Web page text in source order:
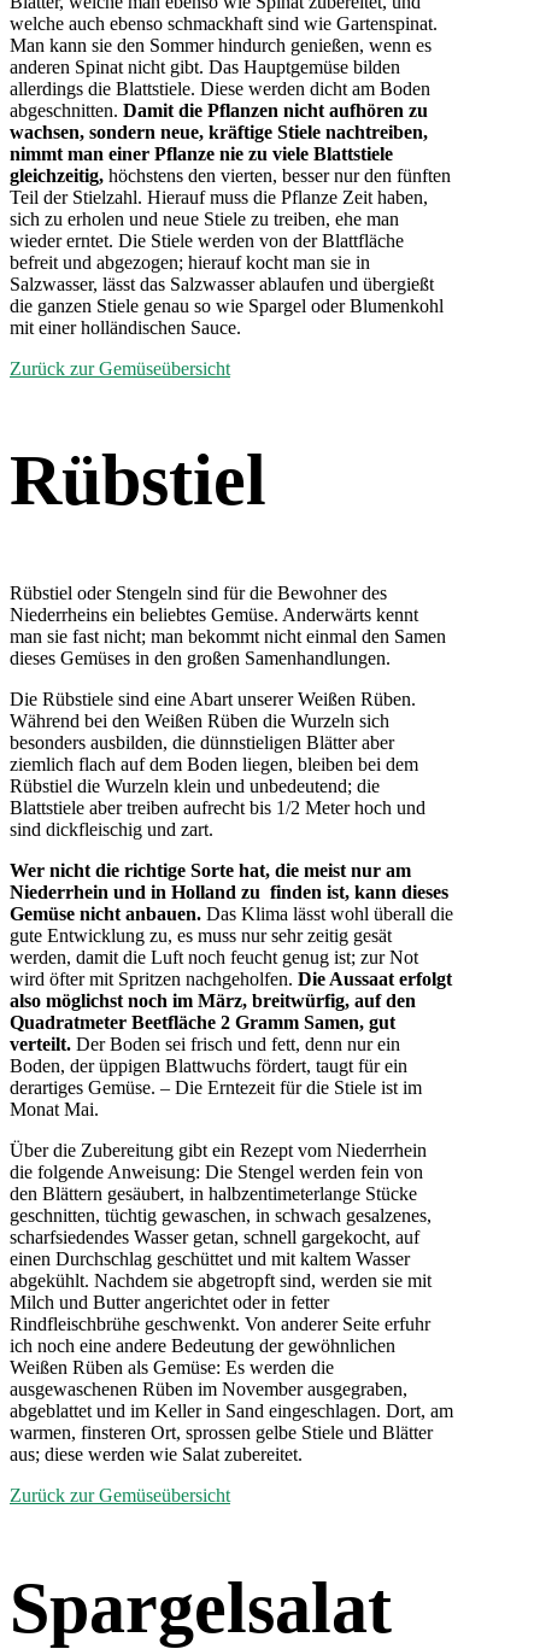
welche auch ebenso schmackhaft sind wie Gartenspinat.
Man kann sie den Sommer hindurch genießen, wenn es
anderen Spinat nicht gibt. Das Hauptgemüse bilden
allerdings die Blattstiele. Diese werden dicht am Boden
abgeschnitten. Damit die Pflanzen nicht aufhören zu
wachsen, sondern neue, kräftige Stiele nachtreiben,
nimmt man einer Pflanze nie zu viele Blattstiele
gleichzeitig, höchstens den vierten, besser nur den fünften
Teil der Stielzahl. Hierauf muss die Pflanze Zeit haben,
sich zu erholen und neue Stiele zu treiben, ehe man
wieder erntet. Die Stiele werden von der Blattfläche
befreit und abgezogen; hierauf kocht man sie in
Salzwasser, lässt das Salzwasser ablaufen und übergießt
die ganzen Stiele genau so wie Spargel oder Blumenkohl
mit einer holländischen Sauce.
Zurück zur Gemüseübersicht
Rübstiel
Rübstiel oder Stengeln sind für die Bewohner des
Niederrheins ein beliebtes Gemüse. Anderwärts kennt
man sie fast nicht; man bekommt nicht einmal den Samen
dieses Gemüses in den großen Samenhandlungen.
Die Rübstiele sind eine Abart unserer Weißen Rüben.
Während bei den Weißen Rüben die Wurzeln sich
besonders ausbilden, die dünnstieligen Blätter aber
ziemlich flach auf dem Boden liegen, bleiben bei dem
Rübstiel die Wurzeln klein und unbedeutend; die
Blattstiele aber treiben aufrecht bis 1/2 Meter hoch und
sind dickfleischig und zart.
Wer nicht die richtige Sorte hat, die meist nur am
Niederrhein und in Holland zu finden ist, kann dieses
Gemüse nicht anbauen. Das Klima lässt wohl überall die
gute Entwicklung zu, es muss nur sehr zeitig gesät
werden, damit die Luft noch feucht genug ist; zur Not
wird öfter mit Spritzen nachgeholfen. Die Aussaat erfolgt
also möglichst noch im März, breitwürfig, auf den
Quadratmeter Beetfläche 2 Gramm Samen, gut
verteilt. Der Boden sei frisch und fett, denn nur ein
Boden, der üppigen Blattwuchs fördert, taugt für ein
derartiges Gemüse. – Die Erntezeit für die Stiele ist im
Monat Mai.
Über die Zubereitung gibt ein Rezept vom Niederrhein
die folgende Anweisung: Die Stengel werden fein von
den Blättern gesäubert, in halbzentimeterlange Stücke
geschnitten, tüchtig gewaschen, in schwach gesalzenes,
scharfsiedendes Wasser getan, schnell gargekocht, auf
einen Durchschlag geschüttet und mit kaltem Wasser
abgekühlt. Nachdem sie abgetropft sind, werden sie mit
Milch und Butter angerichtet oder in fetter
Rindfleischbrühe geschwenkt. Von anderer Seite erfuhr
ich noch eine andere Bedeutung der gewöhnlichen
Weißen Rüben als Gemüse: Es werden die
ausgewaschenen Rüben im November ausgegraben,
abgeblattet und im Keller in Sand eingeschlagen. Dort, am
warmen, finsteren Ort, sprossen gelbe Stiele und Blätter
aus; diese werden wie Salat zubereitet.
Zurück zur Gemüseübersicht
Spargelsalat